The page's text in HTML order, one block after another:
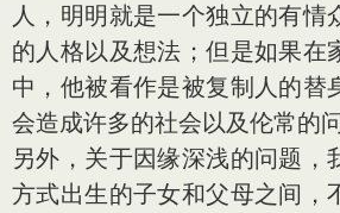
人，明明就是一个独立的有情
的人格以及想法；但是如果在
中，他被看作是被复制人的替
会造成许多的社会以及伦常的问
另外，关于因缘深浅的问题，
方式出生的子女和父母之间，